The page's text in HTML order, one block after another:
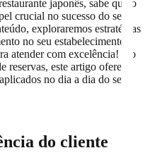
japonês, sabe que o
crucial no sucesso do seu
exploraremos estratégias
no seu estabelecimento,
atender com excelência! Do
reservas, este artigo oferece
no dia a dia do seu
do cliente